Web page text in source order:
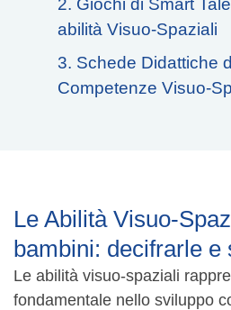
abilità Visuo-Spaziali
3. Schede Didattiche
Competenze Visuo-
Le Abilità Visuo-
bambini: decifrarle e
Le abilità visuo-spaziali
fondamentale nello sviluppo